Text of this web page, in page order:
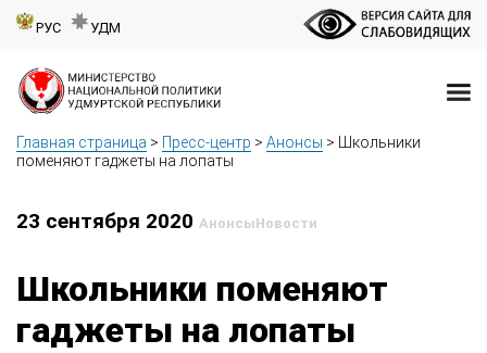
РУС УДМ
Главная страница > Пресс-центр > Анонсы > Школьники
поменяют гаджеты на лопаты
23 сентября 2020 АнонсыНовости
Школьники поменяют
гаджеты на лопаты